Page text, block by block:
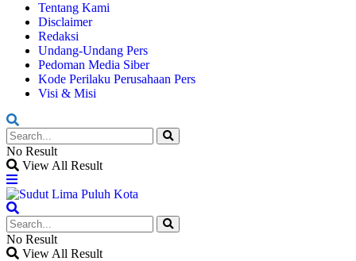
Tentang Kami
Disclaimer
Redaksi
Undang-Undang Pers
Pedoman Media Siber
Kode Perilaku Perusahaan Pers
Visi & Misi
No Result
View All Result
No Result
View All Result